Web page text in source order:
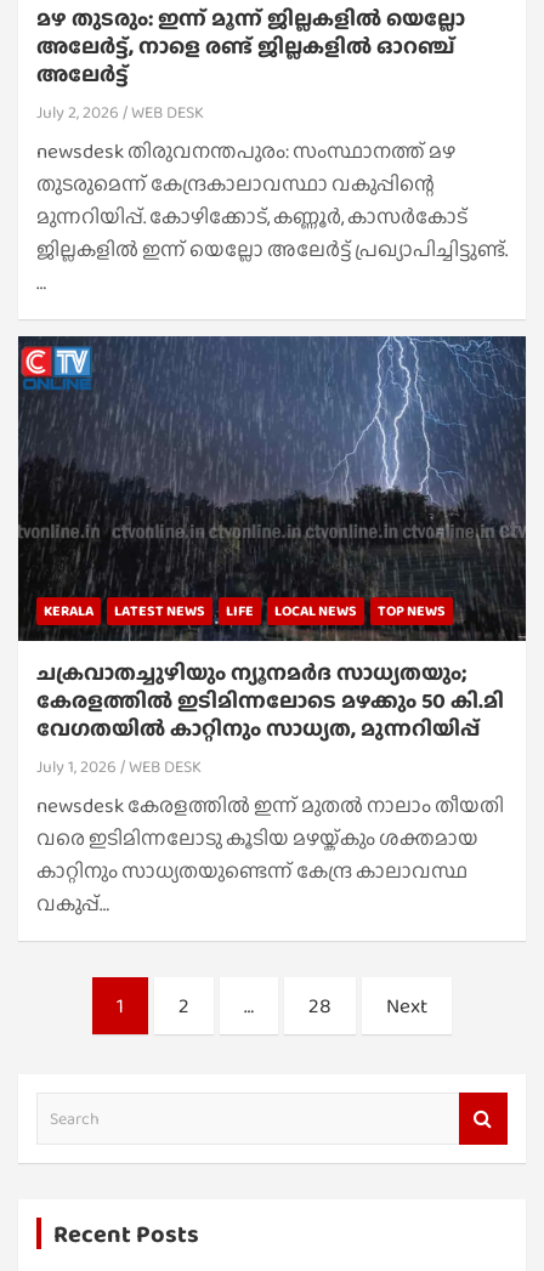
മഴ തുടരും: ഇന്ന് മൂന്ന് ജില്ലകളില്‍ യെല്ലോ
അലേര്‍ട്ട്, നാളെ രണ്ട് ജില്ലകളില്‍ ഓറഞ്ച്
അലേര്‍ട്ട്
July 2, 2026 WEB DESK
newsdesk തിരുവനന്തപുരം: സംസ്ഥാനത്ത് മഴ
തുടരുമെന്ന് കേന്ദ്രകാലാവസ്ഥാ വകുപ്പിന്റെ
മുന്നറിയിപ്പ്. കോഴിക്കോട്, കണ്ണൂര്‍, കാസര്‍കോട്
ജില്ലകളില്‍ ഇന്ന് യെല്ലോ അലേര്‍ട്ട് പ്രഖ്യാപിച്ചിട്ടുണ്ട്.
…
KERALA LATEST NEWS LIFE LOCAL NEWS TOP NEWS
ചക്രവാതച്ചുഴിയും ന്യൂനമർദ സാധ്യതയും;
കേരളത്തിൽ ഇടിമിന്നലോടെ മഴക്കും 50 കി.മി
വേഗതയിൽ കാറ്റിനും സാധ്യത, മുന്നറിയിപ്പ്
July 1, 2026 WEB DESK
newsdesk കേരളത്തിൽ ഇന്ന് മുതൽ നാലാം തീയതി
വരെ ഇടിമിന്നലോടു കൂടിയ മഴയ്ക്കും ശക്തമായ
കാറ്റിനും സാധ്യതയുണ്ടെന്ന് കേന്ദ്ര കാലാവസ്ഥ
വകുപ്പ്…
pagination
1 2 … 28 Next
a
Recent Posts